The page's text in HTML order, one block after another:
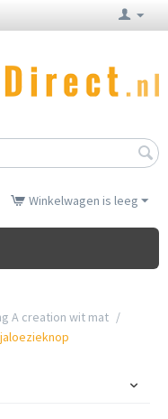
Winkelwagen is leeg
A creation wit mat /